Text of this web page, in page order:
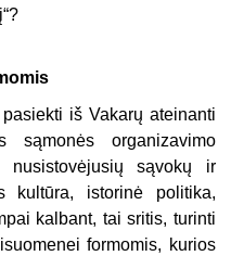
iš Vakarų ateinanti
sąmonės organizavimo
sąvokų ir
kultūra, istorinė politika,
kalbant, tai sritis, turinti
formomis, kurios